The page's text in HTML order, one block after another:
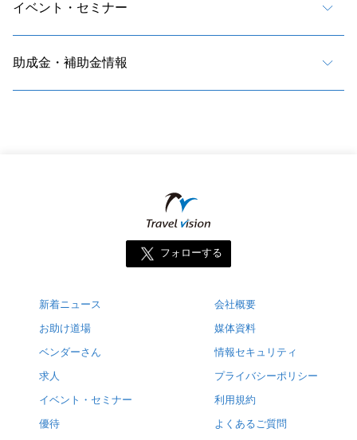
イベント・セミナー
助成金・補助金情報
フォローする
新着ニュース
お助け道場
ベンダーさん
求人
イベント・セミナー
優待
会社概要
媒体資料
情報セキュリティ
プライバシーポリシー
利用規約
よくあるご質問